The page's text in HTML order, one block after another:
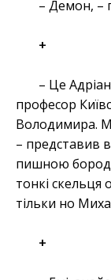
– Демон, –
+
– Це
професор
Володимира.
– представив
пишною
тонкі скельця
тільки но
+